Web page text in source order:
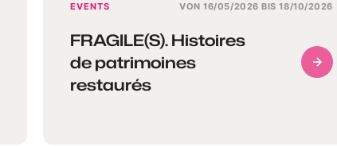
EVENTS VON 16/05/2026 BIS 18/10/2026
FRAGILE(S). Histoires
de patrimoines
restaurés